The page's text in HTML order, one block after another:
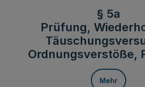
§ 5a
Prüfung,
Ordnungsverstöße,
Mehr